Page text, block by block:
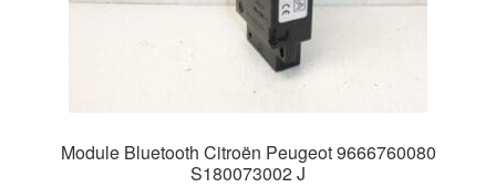
Module Bluetooth Citroën Peugeot 9666760080
S180073002 J